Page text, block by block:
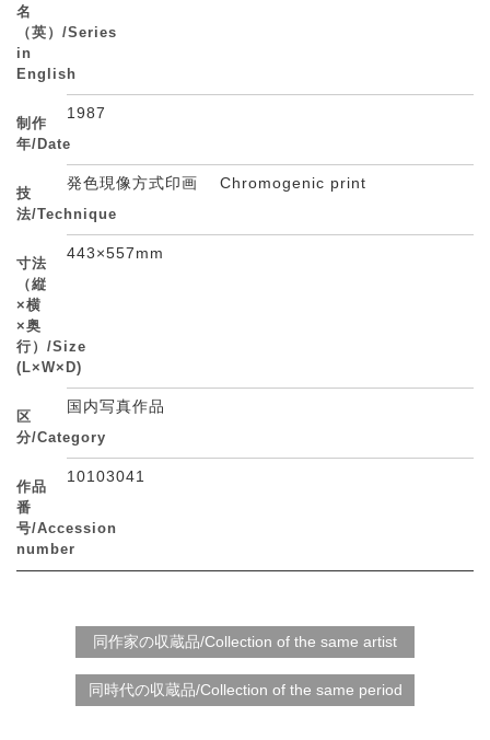
名
（英）/Series
in
English
制作
年/Date
1987
技
法/Technique
発色現像方式印画 Chromogenic print
寸法
（縦
×横
×奥
行）/Size
(L×W×D)
443×557mm
区
分/Category
国内写真作品
作品
番
号/Accession
number
10103041